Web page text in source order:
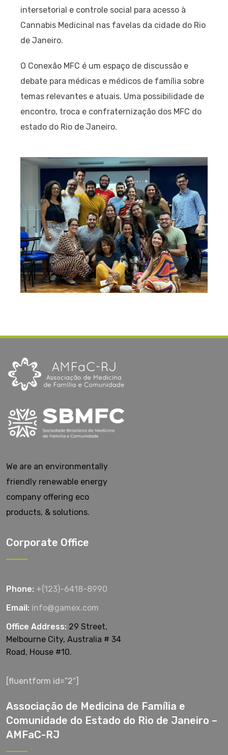
intersetorial e controle social para acesso à
Cannabis Medicinal nas favelas da cidade do Rio
de Janeiro.
O Conexão MFC é um espaço de discussão e
debate para médicas e médicos de família sobre
temas relevantes e atuais. Uma possibilidade de
encontro, troca e confraternização dos MFC do
estado do Rio de Janeiro.
We are an environmentally
friendly renewable energy
company offering eco
products, & solutions.
Corporate Office
Phone: +(123)-6418-8990
Email: info@gamex.com
Office Address: 29 Street,
Melbourne City, Australia # 34
Road, House #10.
[fluentform id=”2″]
Associação de Medicina de Família e
Comunidade do Estado do Rio de Janeiro –
AMFaC-RJ